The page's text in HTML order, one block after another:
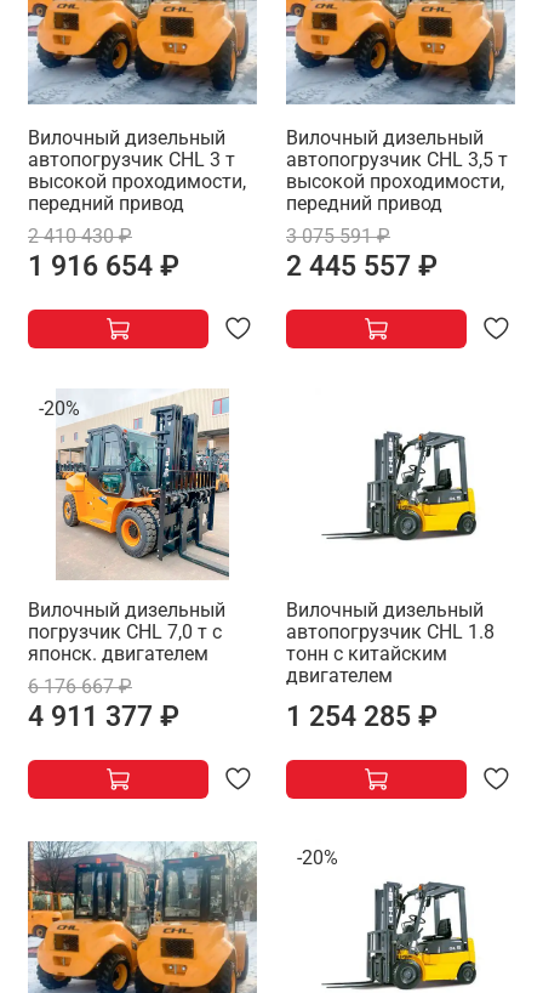
Вилочный дизельный
автопогрузчик CHL 3 т
высокой проходимости,
передний привод
2 410 430 ₽
1 916 654 ₽
Вилочный дизельный
автопогрузчик CHL 3,5 т
высокой проходимости,
передний привод
3 075 591 ₽
2 445 557 ₽
-20%
Вилочный дизельный
погрузчик CHL 7,0 т с
японск. двигателем
6 176 667 ₽
4 911 377 ₽
Вилочный дизельный
автопогрузчик CHL 1.8
тонн с китайским
двигателем
1 254 285 ₽
-20%